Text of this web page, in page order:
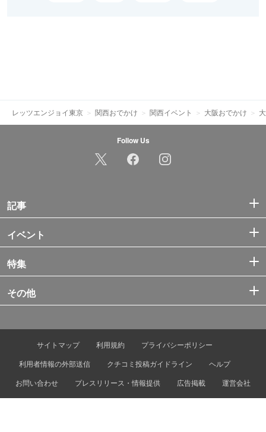
レッツエンジョイ東京 関西おでかけ 関西イベント 大阪おでかけ
Follow Us
記事
イベント
特集
その他
サイトマップ 利用規約
プライバシーポリシー
利用者情報の外部送信
クチコミ投稿ガイドライン
ヘルプ
お問い合わせ
プレスリリース・情報提供 広告掲載 運営会社